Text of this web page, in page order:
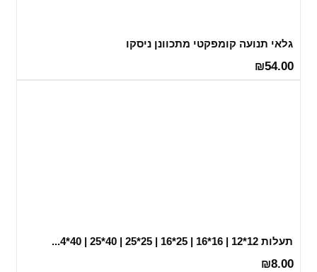
גלאי תנועה קומפקטי מתכוונן ניסקו
₪54.00
תעלות 12*12 | 16*16 | 25*16 | 25*25 | 40*25 | 40*4...
₪8.00